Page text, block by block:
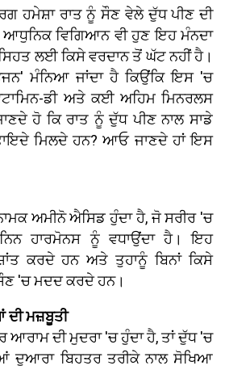
ਹਮੇਸ਼ਾ ਰਾਤ ਨੂੰ ਸੌਣ ਵੇਲੇ ਦੁੱਧ ਪੀਣ ਦੀ
ਵਿਗਿਆਨ ਵੀ ਹੁਣ ਇਹ ਮੰਨਦਾ
ਲਈ ਕਿਸੇ ਵਰਦਾਨ ਤੋਂ ਘੱਟ ਨਹੀਂ ਹੈ।
ਮੰਨਿਆ ਜਾਂਦਾ ਹੈ ਕਿਉਂਕਿ ਇਸ 'ਚ
ਡੀ ਅਤੇ ਕਈ ਅਹਿਮ ਮਿਨਰਲਸ
ਹੋ ਕਿ ਰਾਤ ਨੂੰ ਦੁੱਧ ਪੀਣ ਨਾਲ ਸਾਡੇ
ਮਿਲਦੇ ਹਨ? ਆਓ ਜਾਣਦੇ ਹਾਂ ਇਸ
ਅਮੀਨੋ ਐਸਿਡ ਹੁੰਦਾ ਹੈ, ਜੋ ਸਰੀਰ 'ਚ
ਹਾਰਮੋਨਸ ਨੂੰ ਵਧਾਉਂਦਾ ਹੈ। ਇਹ
ਕਰਦੇ ਹਨ ਅਤੇ ਤੁਹਾਨੂੰ ਬਿਨਾਂ ਕਿਸੇ
'ਚ ਮਦਦ ਕਰਦੇ ਹਨ।
ਮਜ਼ਬੂਤੀ
ਆਰਾਮ ਦੀ ਮੁਦਰਾ 'ਚ ਹੁੰਦਾ ਹੈ, ਤਾਂ ਦੁੱਧ 'ਚ
ਦੁਆਰਾ ਬਿਹਤਰ ਤਰੀਕੇ ਨਾਲ ਸੋਖਿਆ